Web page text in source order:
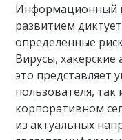
Информационный
развитием
определенные
Вирусы,
это представляет
пользователя, так
корпоративном
из актуальных